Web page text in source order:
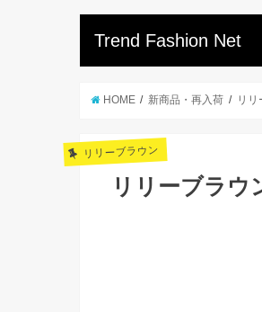
Trend Fashion Net
HOME 新商品・再入荷 リリ
リリーブラウン
リリーブラウ